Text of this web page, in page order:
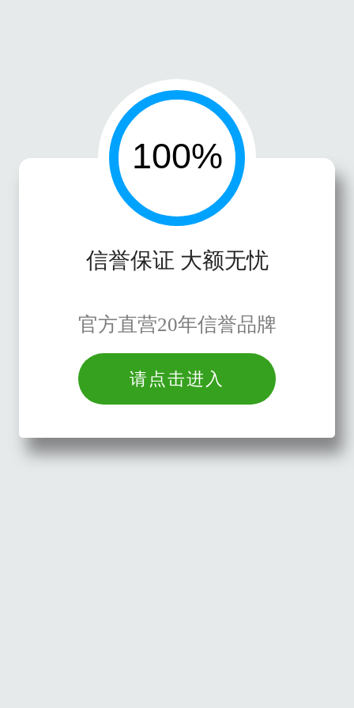
信誉保证 大额无忧
官方直营20年信誉品牌
请点击进入